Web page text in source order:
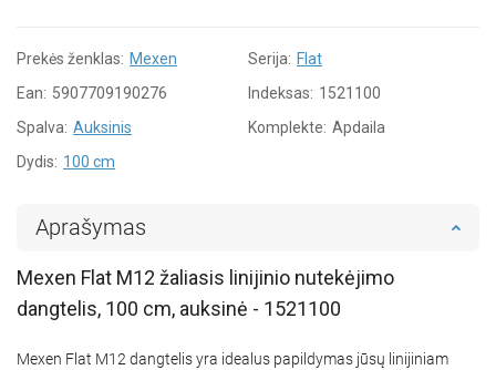
Prekės ženklas: Mexen Serija: Flat
Ean: 5907709190276 Indeksas: 1521100
Spalva: Auksinis Komplekte: Apdaila
Dydis: 100 cm
Aprašymas
Mexen Flat M12 žaliasis linijinio nutekėjimo
dangtelis, 100 cm, auksinė - 1521100
Mexen Flat M12 dangtelis yra idealus papildymas jūsų linijiniam